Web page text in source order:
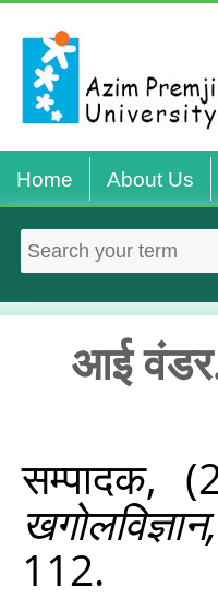
Home About Us
आई
सम्पादक,
112.